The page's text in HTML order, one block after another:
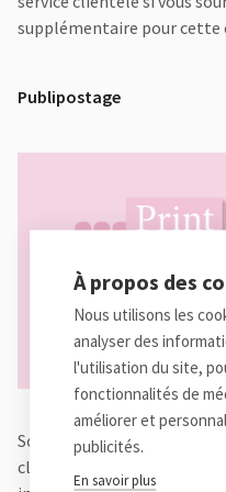
À propos des
Nous utilisons les
analyser des
l'utilisation du site,
fonctionnalités de
améliorer et
publicités.
En savoir plus
supplémentaire pour cette
Publipostage
Souhaitez-vous envoyer un
clientèle sélectionnée? Ou